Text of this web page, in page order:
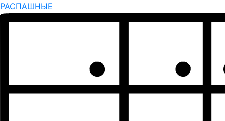
РАСПАШНЫЕ